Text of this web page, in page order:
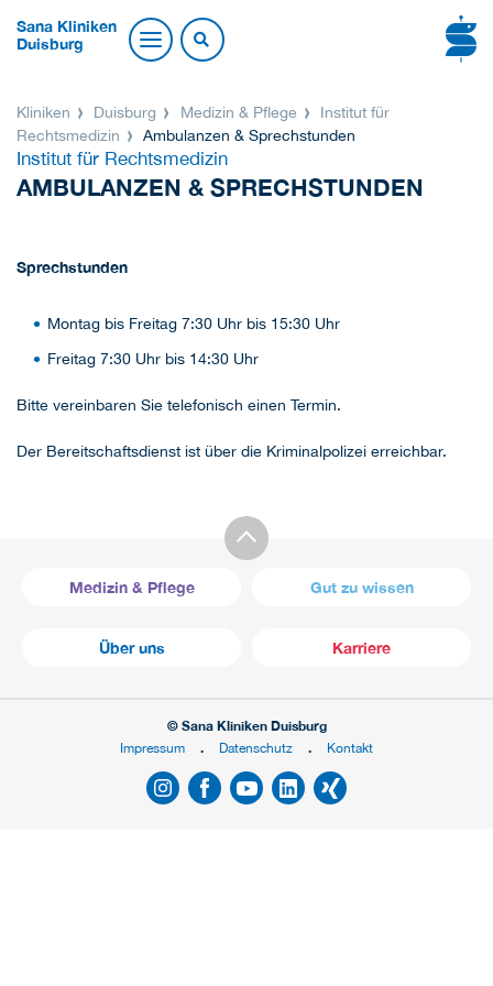
Sana Kliniken
Duisburg
Kliniken Duisburg Medizin & Pflege
Institut für
Rechtsmedizin
Ambulanzen & Sprechstunden
Institut für Rechtsmedizin
AMBULANZEN & SPRECHSTUNDEN
Sprechstunden
Montag bis Freitag 7:30 Uhr bis 15:30 Uhr
Freitag 7:30 Uhr bis 14:30 Uhr
Bitte vereinbaren Sie telefonisch einen Termin.
Der Bereitschaftsdienst ist über die Kriminalpolizei erreichbar.
Medizin & Pflege Gut zu wissen
Über uns Karriere
© Sana Kliniken Duisburg
Impressum
Datenschutz Kontakt